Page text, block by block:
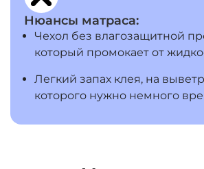
Нюансы матраса:
Чехол без влагозащитной
который промокает от
Легкий запах клея, на
которого нужно немного